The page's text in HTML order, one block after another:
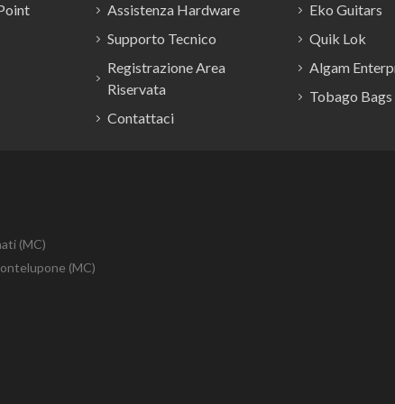
Assistenza Hardware
Supporto Tecnico
Registrazione Area
Riservata
Contattaci
Eko Guitars
Quik Lok
Algam
Tobago Bags
(MC)
(MC)